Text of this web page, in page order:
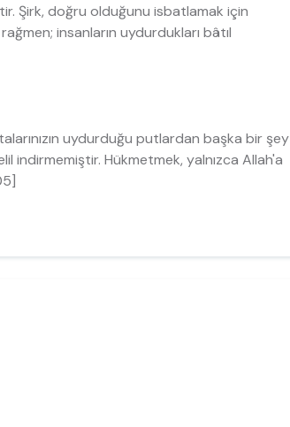
Şirk, doğru olduğunu isbatlamak için
insanların uydurdukları bâtıl
uydurduğu putlardan başka bir şey
indirmemiştir. Hükmetmek, yalnızca Allah'a